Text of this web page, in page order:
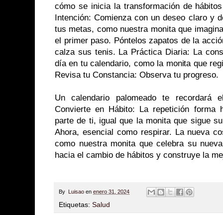
cómo se inicia la transformación de
Intención: Comienza con un deseo claro y
tus metas, como nuestra monita que
el primer paso. Póntelos zapatos de la
calza sus tenis. La Práctica Diaria: La
día en tu calendario, como la monita que
Revisa tu Constancia: Observa tu progreso.
Un calendario palomeado te
Convierte en Hábito: La repetición forma
parte de ti, igual que la monita que sigue
Ahora, esencial como respirar. La nueva
como nuestra monita que celebra su
hacia el cambio de hábitos y construye la
By Luisao en enero 31, 2024
Etiquetas: Salud